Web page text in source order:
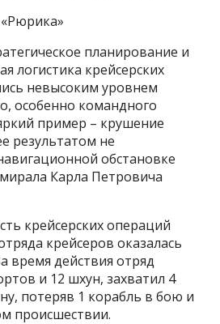
планирование и
логистика крейсерских
невысоким уровнем
особенно командного
пример – крушение
результатом не
обстановке
Карла Петровича
крейсерских операций
крейсеров оказалась
время действия отряд
и 12 шхун, захватил 4
потеряв 1 корабль в бою и
происшествии.